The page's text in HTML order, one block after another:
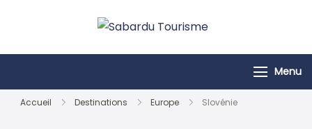
Tourisme
Menu
Accueil Destinations Europe Slovénie